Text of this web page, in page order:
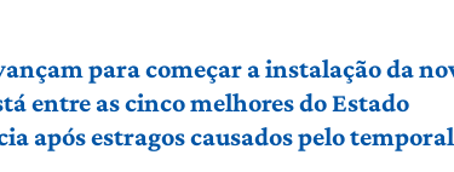
para começar a instalação da
entre as cinco melhores do Estado
após estragos causados pelo